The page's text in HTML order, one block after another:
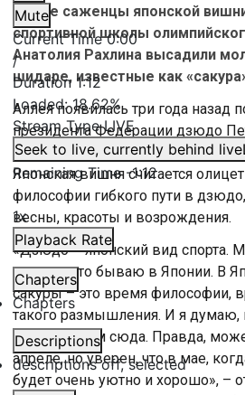
Mute
Current Time0:00
/
Duration 1:12
Loaded:18.62%
Stream TypeLIVE
Seek to live, currently behind live
Remaining Time-1:12
1x
Playback Rate
Chapters
Chapters
Descriptions
descriptions off, selected
новые саженцы японской
спортивной школы
Анатолия Рахлина высадили
шидаре, известные как
Аллея появилась три года назад
президента Федерации дзюдо
Рахлина. При этом выбор сорта
Японская вишня считается
философии гибкого пути в
весны, красоты и возрождения.
«Дзюдо – японский вид спорта.
очень часто бываю в Японии. В
сакуры – это время философии,
такого размышления. И я
мы принесем сюда. Правда,
апреле, но уверен, что в мае,
будет очень уютно и хорошо», –